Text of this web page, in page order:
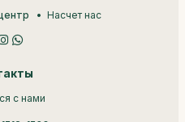
Насчет нас
с нами